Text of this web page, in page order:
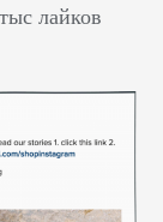
лайков